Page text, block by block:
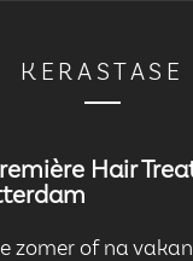
KERASTASE
Hair
zomer of na